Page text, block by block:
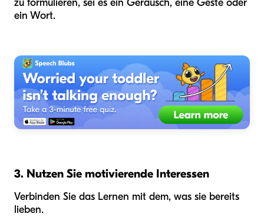
zu formulieren, sei es ein Geräusch, eine Geste oder
ein Wort.
3. Nutzen Sie motivierende Interessen
Verbinden Sie das Lernen mit dem, was sie bereits
lieben.